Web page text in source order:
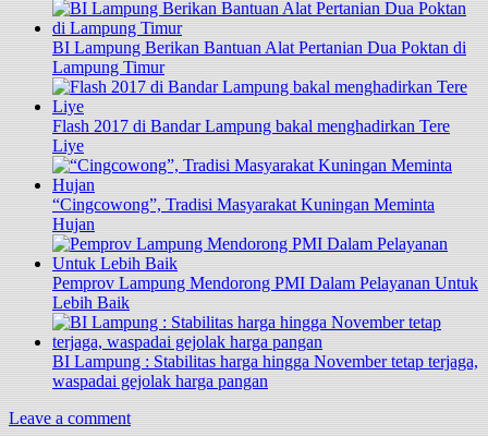
BI Lampung Berikan Bantuan Alat Pertanian Dua Poktan di
Lampung Timur
Flash 2017 di Bandar Lampung bakal menghadirkan Tere
Liye
“Cingcowong”, Tradisi Masyarakat Kuningan Meminta
Hujan
Pemprov Lampung Mendorong PMI Dalam Pelayanan Untuk
Lebih Baik
BI Lampung : Stabilitas harga hingga November tetap terjaga,
waspadai gejolak harga pangan
Leave a comment